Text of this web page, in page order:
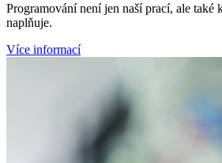
Programování není jen naší prací, ale také
naplňuje.
Více informací